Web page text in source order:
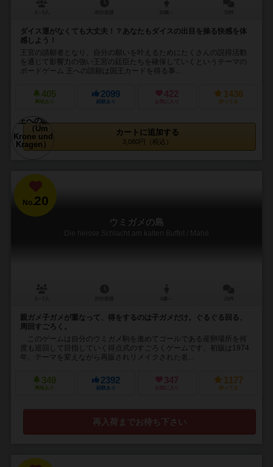
ダイス運がなくても大丈夫！？あなたもダイスの出目を操る快感を体
感しよう！
王宮の請願者となり、自分の願いを叶えるためにたくさんの説得活動
を通じて影響力の強い王宮の廷臣たちを確保していくというテーマの
ボードゲーム 王への請願は国王カードを得る事...
405
興味あり
2099
経験あり
422
お気に入り
1436
持ってる
カートに追加する
3,080円（税込）
No.20
ウミガメの島
Die heisse Schlacht am kalten Buffet / Mahé
親ガメ子ガメが重なって、得をするのは子ガメだけ。ぐるぐる回る、
周回すごろく。
このゲームは自分のウミガメ駒を進めてゴールである産卵場所を何
度も巡回して目指していく得点式のすごろくゲームです。初版は1974
年。テーマを変えながら再販されリメイクされた名...
349
興味あり
2392
経験あり
347
お気に入り
1177
持ってる
再入荷までお待ち下さい